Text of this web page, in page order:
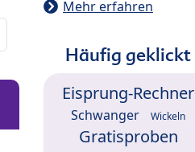
Mehr erfahren
Häufig geklickt
Eisprung-Rechner
Schwanger Wickeln
Gratisproben